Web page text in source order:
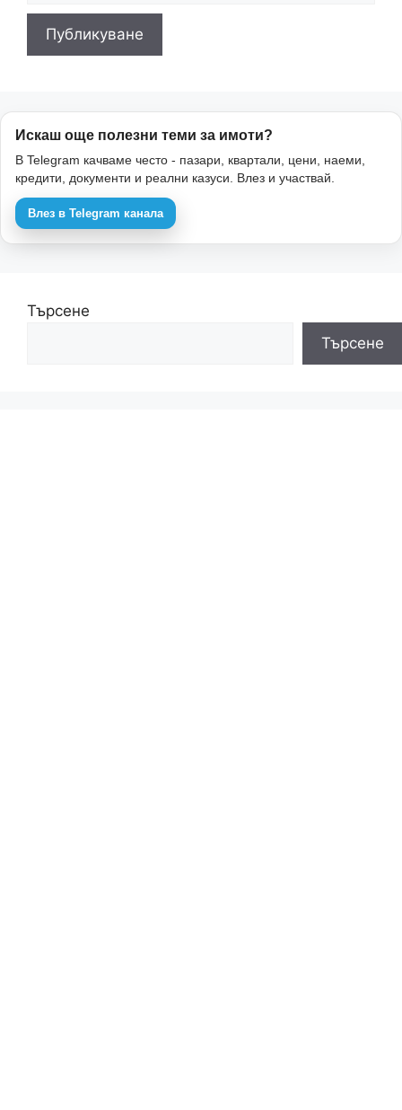
Имейл
Уебсайт
Искаш още полезни теми за имоти?
В Telegram качваме често - пазари, квартали, цени, наеми,
кредити, документи и реални казуси. Влез и участвай.
Влез в Telegram канала
Търсене
Търсене